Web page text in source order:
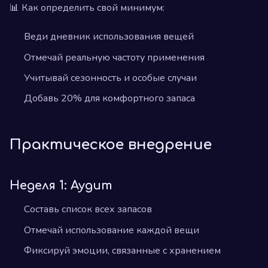
📊 Как определить свой минимум:
Веди дневник использования вещей
Отмечай реальную частоту применения
Учитывай сезонность и особые случаи
Добавь 20% для комфортного запаса
Практическое внедрение
Неделя 1: Аудит
Составь список всех запасов
Отмечай использование каждой вещи
Фиксируй эмоции, связанные с хранением